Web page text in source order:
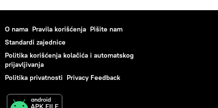
O nama Pravila korišćenja Pišite nam
Standardi zajednice
Politika korišćenja kolačića i automatskog
prijavljivanja
Politika privatnosti Privacy Feedback